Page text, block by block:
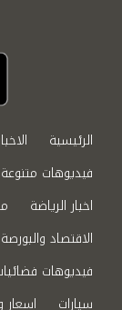
الرئيسية
فيديوهات متنوعة
اخبار الرياضة
الاقتصاد والبورصة
فيديوهات
سيارات